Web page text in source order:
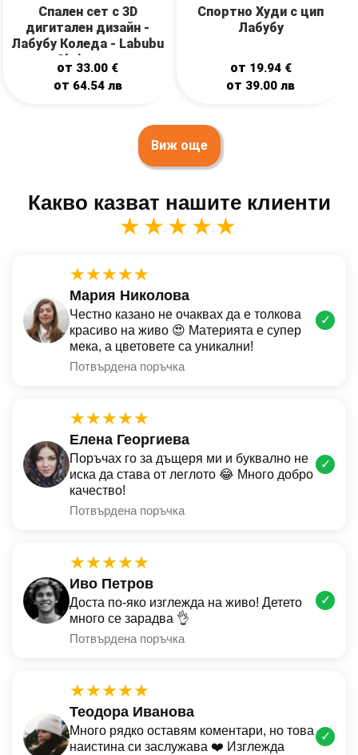
Спален сет с 3D
дигитален дизайн -
Лабубу Коледа - Labubu
Christmas
от 33.00 €
от 64.54 лв
Спортно Худи с цип
Лабубу
от 19.94 €
от 39.00лв
Виж още
Какво казват нашите клиенти
★★★★★
★★★★★
Мария Николова
Честно казано не очаквах да е толкова
красиво на живо 😍 Материята е супер
мека, а цветовете са уникални!
Потвърдена поръчка
✓
★★★★★
Елена Георгиева
Поръчах го за дъщеря ми и буквално не
иска да става от леглото 😂 Много добро
качество!
Потвърдена поръчка
✓
★★★★★
Иво Петров
Доста по-яко изглежда на живо! Детето
много се зарадва 👌
Потвърдена поръчка
✓
★★★★★
Теодора Иванова
Много рядко оставям коментари, но това
наистина си заслужава ❤️ Изглежда
✓